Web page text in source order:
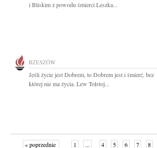
i Bliskim z powodu śmierci Leszka...
RZESZÓW
Jeśli życie jest Dobrem, to Dobrem jest i śmierć, bez
której nie ma życia. Lew Tołstoj...
« poprzednie 1 ... 4 5 6 7 8